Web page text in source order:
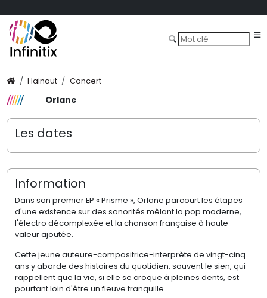
Hainaut Concert
Orlane
Les dates
Information
Dans son premier EP « Prisme », Orlane parcourt les étapes
d'une existence sur des sonorités mêlant la pop moderne,
l'électro décomplexée et la chanson française à haute
valeur ajoutée.
Cette jeune auteure-compositrice-interprète de vingt-cinq
ans y aborde des histoires du quotidien, souvent le sien, qui
rappellent que la vie, si elle se croque à pleines dents, est
pourtant loin d'être un fleuve tranquille.